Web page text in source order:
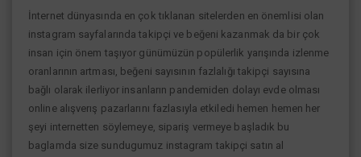
İnternet dünyasında en çok tıklanan sitelerden en önemlisi olan
instagram sayfalarında takipçi ve beğeni kazanmak da bir çok
insan için önem taşıyor günümüzün popülerlik yarışında izlenme
oranlarının artması, beğeni sayısının fazlalığı takipçi sayısına
bağlı olarak ilerliyor insanların pandemiden dolayı evde olması
online alışverış pazarlarını fazlasıyla etkiledi hemen hemen her
şeyi internetten söylemeye, sipariş vermeye başladık bu
baglamda size sundugumuz instagram takipçi satın al